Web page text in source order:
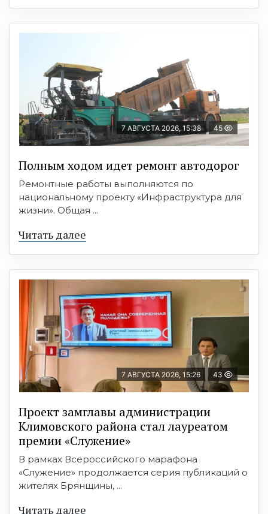
7 АВГУСТА 2026, 15:38 45
Полным ходом идет ремонт автодорог
Ремонтные работы выполняются по
национальному проекту «Инфраструктура для
жизни». Общая ...
Читать далее
7 АВГУСТА 2026, 15:26 43
Проект замглавы администрации
Климовского района стал лауреатом
премии «Служение»
В рамках Всероссийского марафона
«Служение» продолжается серия публикаций о
жителях Брянщины, ...
Читать далее